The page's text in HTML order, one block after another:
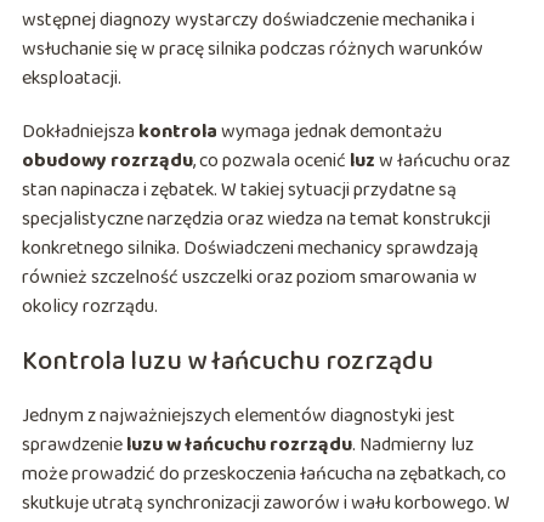
wstępnej diagnozy wystarczy doświadczenie mechanika i
wsłuchanie się w pracę silnika podczas różnych warunków
eksploatacji.
Dokładniejsza kontrolawymaga jednak demontażu
obudowy rozrządu, co pozwala ocenić luzw łańcuchu oraz
stan napinacza i zębatek. W takiej sytuacji przydatne są
specjalistyczne narzędzia oraz wiedza na temat konstrukcji
konkretnego silnika. Doświadczeni mechanicy sprawdzają
również szczelność uszczelki oraz poziom smarowania w
okolicy rozrządu.
Kontrola luzu w łańcuchu rozrządu
Jednym z najważniejszych elementów diagnostyki jest
sprawdzenieluzu w łańcuchu rozrządu. Nadmierny luz
może prowadzić do przeskoczenia łańcucha na zębatkach, co
skutkuje utratą synchronizacji zaworów i wału korbowego. W